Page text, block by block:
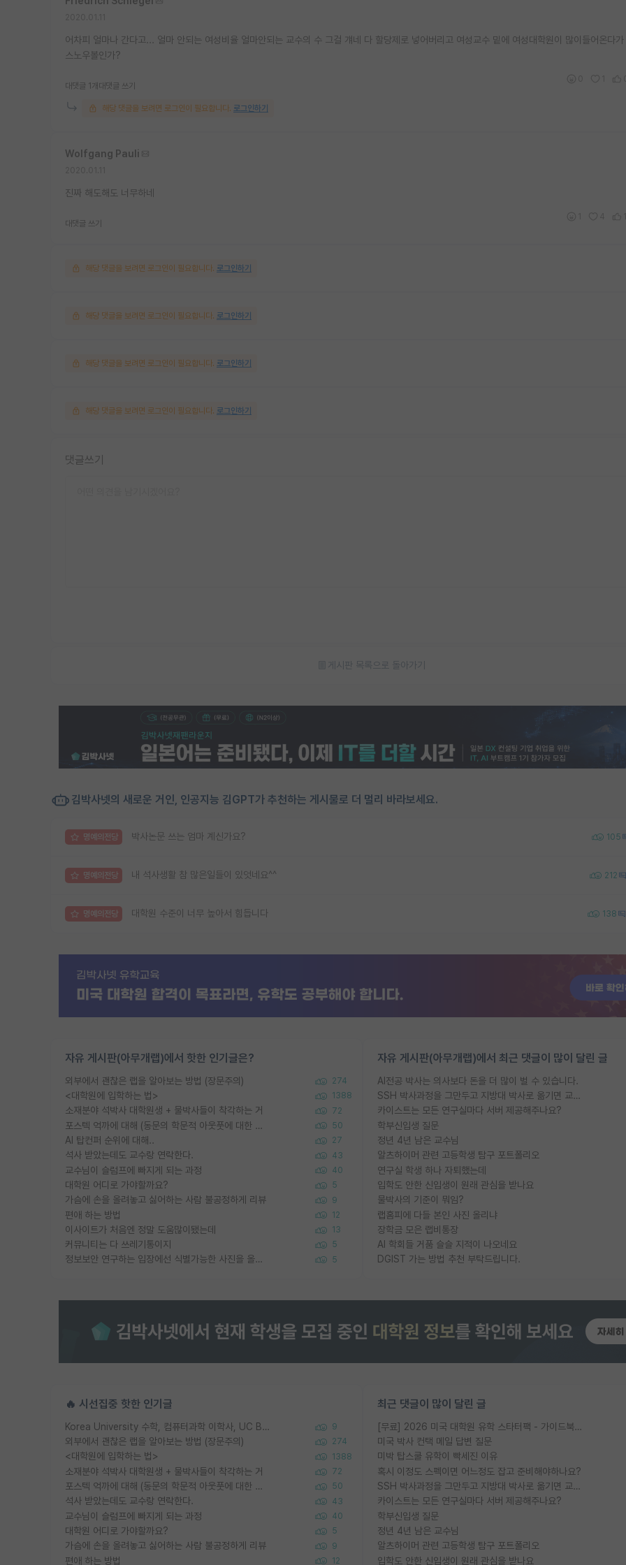
어차피 얼마나 간다고... 얼마 안되는 여성비율 얼마안되는 교수의 수 그걸 걔네 다 할당제로 넣어버리고 여성교수 밑에 여성대학원이 많이들어온다
스노우볼인가?
대댓글 1개 대댓글 쓰기
해당 댓글을 보려면 로그인이 필요합니다. 로그인하기
Wolfgang Pauli
진짜 해도해도 너무하네
대댓글 쓰기
해당 댓글을 보려면 로그인이 필요합니다. 로그인하기
해당 댓글을 보려면 로그인이 필요합니다. 로그인하기
해당 댓글을 보려면 로그인이 필요합니다. 로그인하기
해당 댓글을 보려면 로그인이 필요합니다. 로그인하기
댓글쓰기
게시판 목록으로 돌아가기
김박사넷의 새로운 거인, 인공지능 김GPT가 추천하는 게시물로 더 멀리 바라보세요.
명예의전당 박사논문 쓰는 엄마 계신가요? 105
명예의전당 내 석사생활 참 많은일들이 있엇네요^^ 212
명예의전당 대학원 수준이 너무 높아서 힘듭니다 138
자유 게시판(아무개랩)에서 핫한 인기글은?
외부에서 괜찮은 랩을 알아보는 방법 (장문주의) 274
<대학원에 입학하는 법> 1388
소재분야 석박사 대학원생 + 물박사들이 착각하는 거 72
포스텍 억까에 대해 (동문의 학문적 아웃풋에 대한 반박) 50
AI 탑컨퍼 순위에 대해.. 27
석사 받았는데도 교수랑 연락한다. 43
교수님이 슬럼프에 빠지게 되는 과정 40
대학원 어디로 가야할까요? 5
가슴에 손을 올려놓고 싫어하는 사람 불공정하게 리뷰 9
편애 하는 방법 12
이사이트가 처음엔 정말 도움많이됐는데 13
커뮤니티는 다 쓰레기통이지 5
정보보안 연구하는 입장에선 식별가능한 사진을 올리는건 비추이긴함 5
자유 게시판(아무개랩)에서 최근 댓글이 많이 달린 글
AI전공 박사는 의사보다 돈을 더 많이 벌 수 있습니다.
SSH 박사과정을 그만두고 지방대 박사로 옮기면 교수의 꿈은 끝일까요?
카이스트는 모든 연구실마다 서버 제공해주나요?
학부신입생 질문
정년 4년 남은 교수님
알츠하이머 관련 고등학생 탐구 포트폴리오
연구실 학생 하나 자퇴했는데
입학도 안한 신입생이 원래 관심을 받나요
물박사의 기준이 뭐임?
랩홈피에 다들 본인 사진 올리냐
장학금 모은 랩비통장
AI 학회들 거품 슬슬 지적이 나오네요
DGIST 가는 방법 추천 부탁드립니다.
🔥 시선집중 핫한 인기글
Korea University 수학, 컴퓨터과학 이학사, UC Berkeley 산업공학 대학원 공학박사가 되는 것은 쉽지 않겠죠? 9
외부에서 괜찮은 랩을 알아보는 방법 (장문주의) 274
<대학원에 입학하는 법> 1388
소재분야 석박사 대학원생 + 물박사들이 착각하는 거 72
포스텍 억까에 대해 (동문의 학문적 아웃풋에 대한 반박) 50
석사 받았는데도 교수랑 연락한다. 43
교수님이 슬럼프에 빠지게 되는 과정 40
대학원 어디로 가야할까요? 5
가슴에 손을 올려놓고 싫어하는 사람 불공정하게 리뷰 9
편애 하는 방법 12
최근 댓글이 많이 달린 글
[무료] 2026 미국 대학원 유학 스타터팩 - 가이드북 & 합격자 컨택메일 템플릿
미국 박사 컨택 메일 답변 질문
미박 탑스쿨 유학이 빡세진 이유
혹시 이정도 스펙이면 어느정도 잡고 준비해야하나요?
SSH 박사과정을 그만두고 지방대 박사로 옮기면 교수의 꿈은 끝일까요?
카이스트는 모든 연구실마다 서버 제공해주나요?
학부신입생 질문
정년 4년 남은 교수님
알츠하이머 관련 고등학생 탐구 포트폴리오
입학도 안한 신입생이 원래 관심을 받나요